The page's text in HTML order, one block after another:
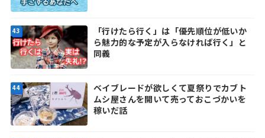
「行けたら行く」は「優先順位が低いか
ら魅力的な予定が入らなければ行く」と
同義
ベイブレードが欲しくて夏祭りでカブト
ムシ屋さんを開いて売っておこづかいを
稼いだ話